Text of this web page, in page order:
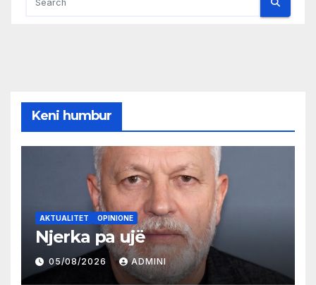
Keni humbur
AKTUALITET OPINIONE
Njerka pa ujë
05/08/2026 ADMINI